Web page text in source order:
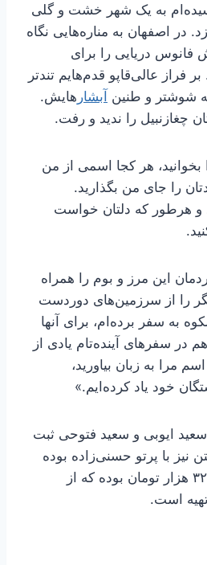
رسیده‌ام به یک شهر خشت و گلی
در اصفهان به مناره‌هایی نگاه
فانوس دریایی را برای
بر فراز عالی‌قاپو قدم‌هایم تندتر
شوشتر و طنین آبشار هایش.
چغازنبیل را ندید و رفت.
هر کجا اسمی از من
را جای من بگذارید.
و هرطور که دلتان خواست
این مرز و بوم را همراه
را از سرزمین‌های دوردست
به سفر برده‌ام، برای آنها
در سفرهای آینده‌تام یادی از
مرا به زبان بیاورید،
خود یاد کرده‌ایم.»
ایوبی و سعید فتوحی ثبت
نیز با پرتو حسنی‌زاده بوده
است. بهای این کتاب ۳۲۰ هزار تومان بوده که از
است.